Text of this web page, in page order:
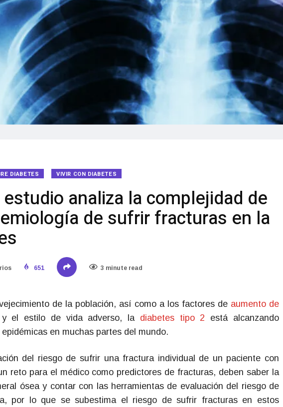
DIABETES VIVIR CON DIABETES
analiza la complejidad de
de sufrir fracturas en la
651 3 minute read
de la población, así como a los factores de aumento de
y el estilo de vida adverso, la diabetes tipo 2 está alcanzando
en muchas partes del mundo.
del riesgo de sufrir una fractura individual de un paciente con
reto para el médico como predictores de fracturas, deben saber la
ósea y contar con las herramientas de evaluación del riesgo de
por lo que se subestima el riesgo de sufrir fracturas en estos